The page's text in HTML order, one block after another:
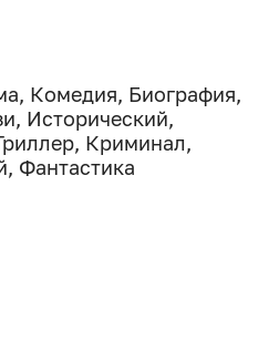
, Комедия, Биография,
, Исторический,
, Криминал,
, Фантастика